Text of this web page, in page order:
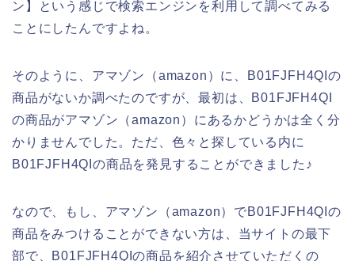
ン】という感じで検索エンジンを利用して調べてみる
ことにしたんですよね。
そのように、アマゾン（amazon）に、B01FJFH4QIの
商品がないか調べたのですが、最初は、B01FJFH4QI
の商品がアマゾン（amazon）にあるかどうかは全く分
かりませんでした。ただ、色々と探している内に
B01FJFH4QIの商品を発見することができました♪
なので、もし、アマゾン（amazon）でB01FJFH4QIの
商品をみつけることができない方は、当サイトの最下
部で、B01FJFH4QIの商品を紹介させていただくの